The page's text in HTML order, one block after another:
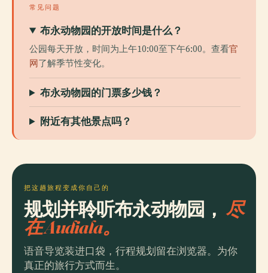
常见问题
布永动物园的开放时间是什么？
公园每天开放，时间为上午10:00至下午6:00。查看官
网了解季节性变化。
布永动物园的门票多少钱？
附近有其他景点吗？
把这趟旅程变成你自己的
规划并聆听布永动物园， 尽
在 Audiala。
语音导览装进口袋，行程规划留在浏览器。为你
真正的旅行方式而生。